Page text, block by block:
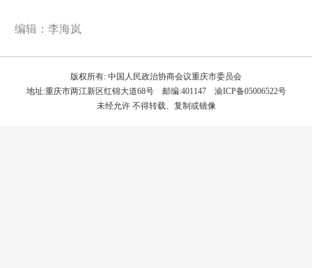
编辑：李海岚
版权所有: 中国人民政治协商会议重庆市委员会
地址:重庆市两江新区红锦大道68号 邮编:401147 渝ICP备05006522号
未经允许 不得转载、复制或镜像